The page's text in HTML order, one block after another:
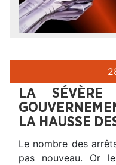
LA SÉVÈRE
LA HAUSSE
Le nombre des
pas nouveau. Or